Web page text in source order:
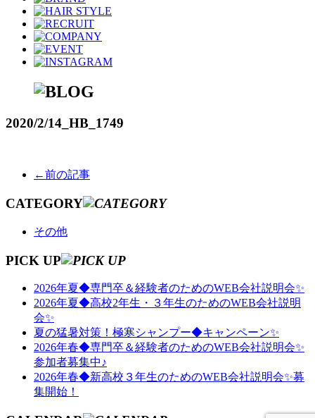
2020/2/14 _HB_1749
←前の記事
CATEGORY
その他
PICK UP
2026年夏◆専門卒＆経験者のためのWEB会社説明会✨
2026年夏◆高校2年生・３年生のためのWEB会社説明
会✨
夏の猛暑対策！極寒シャンプー◆キャンペーン✨
2026年春◆専門卒＆経験者のためのWEB会社説明会✨
参加者募集中♪
2026年春◆新高校３年生のためのWEB会社説明会✨募
集開始！